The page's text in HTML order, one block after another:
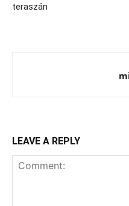
teraszán
LEAVE A REPLY